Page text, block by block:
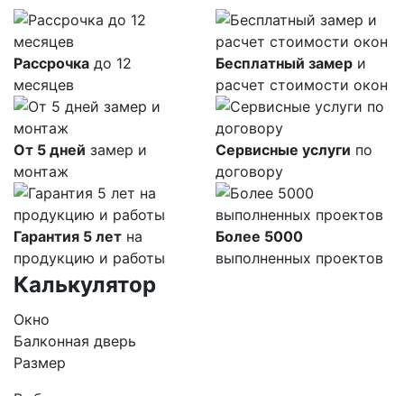
Рассрочка до 12
месяцев
Бесплатный замер и
расчет стоимости окон
От 5 дней замер и
монтаж
Сервисные услуги по
договору
Гарантия 5 лет на
продукцию и работы
Более 5000
выполненных проектов
Калькулятор
Окно
Балконная дверь
Размер